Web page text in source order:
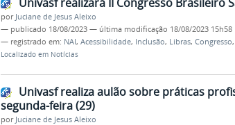
por Juciane de Jesus Aleixo
— publicado 18/08/2023 — última modificação 18/08/2023 15h58
— registrado em: NAI, Acessibilidade, Inclusão, Libras, Congresso,
Localizado em Notícias
Univasf realiza aulão sobre práticas
segunda-feira (29)
por Juciane de Jesus Aleixo